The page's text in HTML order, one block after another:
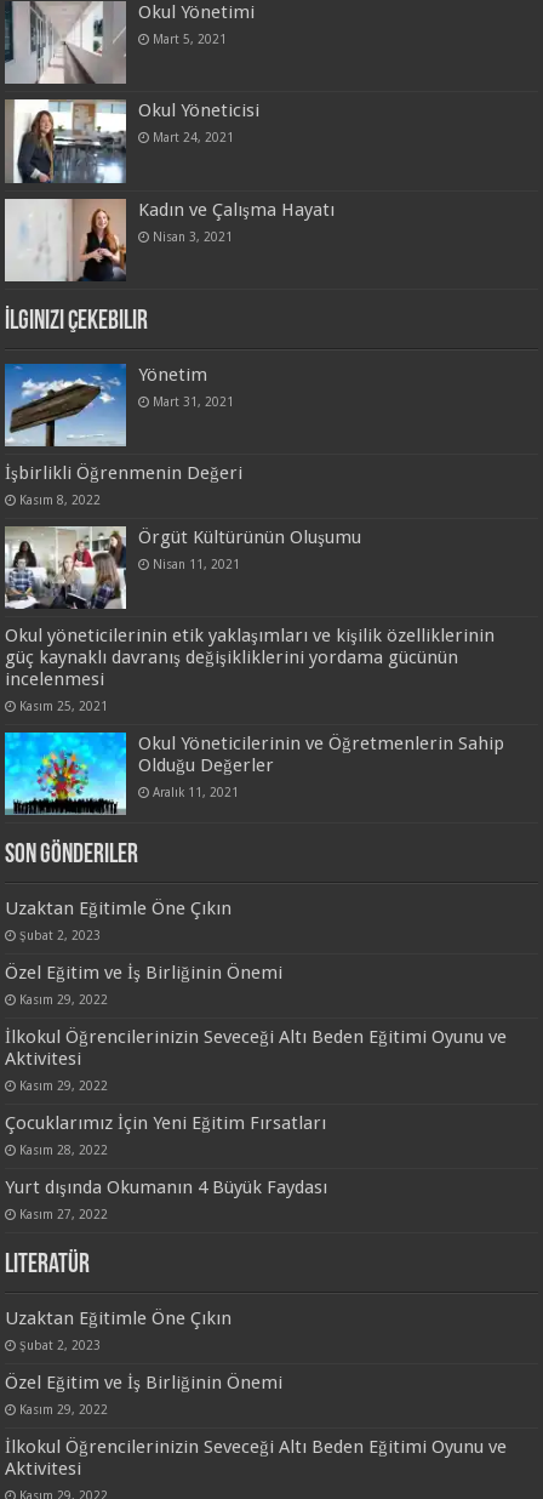
Okul Yönetimi
Mart 5, 2021
Okul Yöneticisi
Mart 24, 2021
Kadın ve Çalışma Hayatı
Nisan 3, 2021
İlginizi Çekebilir
Yönetim
Mart 31, 2021
İşbirlikli Öğrenmenin Değeri
Kasım 8, 2022
Örgüt Kültürünün Oluşumu
Nisan 11, 2021
Okul yöneticilerinin etik yaklaşımları ve kişilik özelliklerinin
güç kaynaklı davranış değişikliklerini yordama gücünün
incelenmesi
Kasım 25, 2021
Okul Yöneticilerinin ve Öğretmenlerin Sahip
Olduğu Değerler
Aralık 11, 2021
Son Gönderiler
Uzaktan Eğitimle Öne Çıkın
Şubat 2, 2023
Özel Eğitim ve İş Birliğinin Önemi
Kasım 29, 2022
İlkokul Öğrencilerinizin Seveceği Altı Beden Eğitimi Oyunu ve
Aktivitesi
Kasım 29, 2022
Çocuklarımız İçin Yeni Eğitim Fırsatları
Kasım 28, 2022
Yurt dışında Okumanın 4 Büyük Faydası
Kasım 27, 2022
Literatür
Uzaktan Eğitimle Öne Çıkın
Şubat 2, 2023
Özel Eğitim ve İş Birliğinin Önemi
Kasım 29, 2022
İlkokul Öğrencilerinizin Seveceği Altı Beden Eğitimi Oyunu ve
Aktivitesi
Kasım 29, 2022